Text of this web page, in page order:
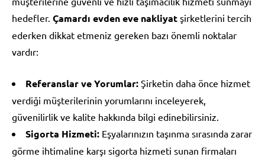
hedefler. Çamardı evden eve nakliyat şirketlerini tercih
ederken dikkat etmeniz gereken bazı önemli noktalar
vardır:
Referanslar ve Yorumlar: Şirketin daha önce hizmet
verdiği müşterilerinin yorumlarını inceleyerek,
güvenilirlik ve kalite hakkında bilgi edinebilirsiniz.
Sigorta Hizmeti: Eşyalarınızın taşınma sırasında zarar
görme ihtimaline karşı sigorta hizmeti sunan firmaları